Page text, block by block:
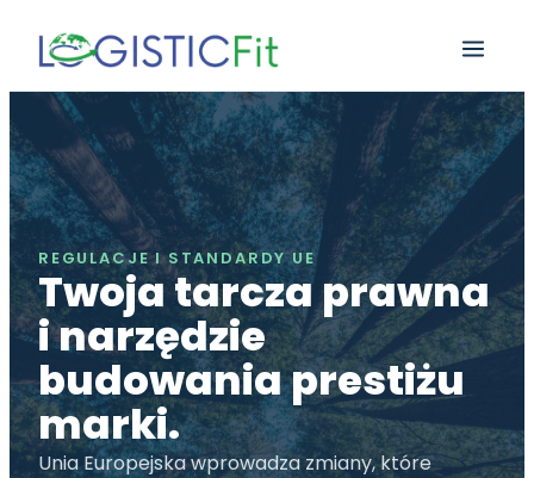
REGULACJE I STANDARDY UE
Twoja tarcza prawna
i narzędzie
budowania prestiżu
marki.
Unia Europejska wprowadza zmiany, które